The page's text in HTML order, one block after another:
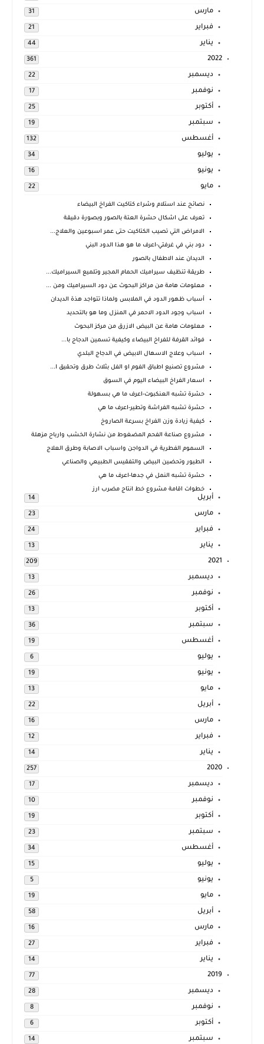
مارس 31
فبراير 21
يناير 44
2022
361
ديسمبر 22
نوفمبر 17
أكتوبر 25
سبتمبر 19
أغسطس 132
يوليو 34
يونيو 16
مايو 22
نصائح عند استلام وشراء كتاكيت الفراخ البيضاء
تعرف على اشكال حشرة العتة بالصور وبصورة دقيقة
الامراض التي تصيب الكتاكيت حتى عمر اسبوعين والعلاج...
دود بني في غرفتي-اعرف ما هو هذا الدود البني
الديدان عند الاطفال بالصور
طريقة تنظيف سيراميك الحمام المجير وتلميع السيراميك...
معلومات هامة من مراكز البحوث عن دود السيراميك ومن ...
أسباب ظهور الدود في الملابس ولماذا تتواجد هذة الديدان
اسباب وجود الدود الاحمر في المنزل وما هو بالتحديد
معلومات هامة عن البيض الازرق من مركز البحوث
فوائد القرفة للفراخ البيضاء وكيفية تسمين الدجاج با...
اسباب وعلاج الاسهال الابيض في الدجاج البلدي
مشروع تصنيع اطباق الفوم او الفل بثلاث طرق وتحقيق ا...
اسعار الفراخ البيضاء اليوم في السوق
حشرة تشبه العنكبوت-اعرف ما هي بسهولة
حشرة تشبه الفراشة وتطير-اعرف ما هي
كيفية زيادة وزن الفراخ بسرعة الصاروخ
مشروع صناعة الفحم المضغوط من نشارة الخشب وارباح مزهلة
السموم الفطرية في الدواجن واسباب الاصابة وطرق العلاج
الطيور وتحضين البيض والتفقيس الطبيعي والصناعي
حشرة تشبه النمل في جدها-اعرف ما هي
خطوات اقامة مشروع خط انتاج مضرب ارز
أبريل 14
مارس 23
فبراير 24
يناير 13
2021
209
ديسمبر 13
نوفمبر 26
أكتوبر 13
سبتمبر 36
أغسطس 19
يوليو 6
يونيو 19
مايو 13
أبريل 22
مارس 16
فبراير 12
يناير 14
2020
257
ديسمبر 17
نوفمبر 10
أكتوبر 19
سبتمبر 23
أغسطس 34
يوليو 15
يونيو 5
مايو 19
أبريل 58
مارس 16
فبراير 27
يناير 14
2019
77
ديسمبر 28
نوفمبر 8
أكتوبر 6
سبتمبر 14